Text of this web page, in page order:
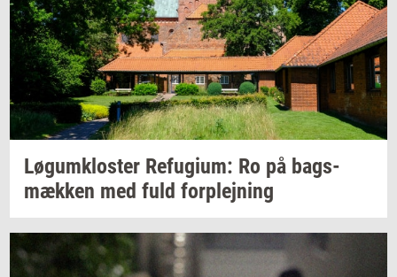
Løgum­klo­ster Re­fu­gi­um: Ro på bags­
mæk­ken med fuld for­plej­ning